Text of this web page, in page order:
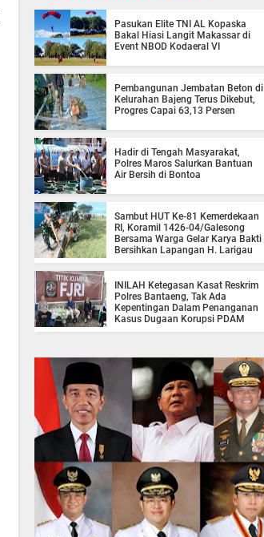
Pasukan Elite TNI AL Kopaska
Bakal Hiasi Langit Makassar di
Event NBOD Kodaeral VI
Pembangunan Jembatan Beton di
Kelurahan Bajeng Terus Dikebut,
Progres Capai 63,13 Persen
Hadir di Tengah Masyarakat,
Polres Maros Salurkan Bantuan
Air Bersih di Bontoa
Sambut HUT Ke-81 Kemerdekaan
RI, Koramil 1426-04/Galesong
Bersama Warga Gelar Karya Bakti
Bersihkan Lapangan H. Larigau
INILAH Ketegasan Kasat Reskrim
Polres Bantaeng, Tak Ada
Kepentingan Dalam Penanganan
Kasus Dugaan Korupsi PDAM